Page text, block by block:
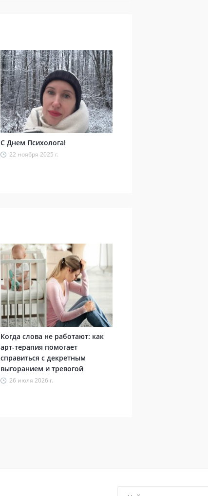
С Днем Психолога!
22 ноября 2025 г.
Когда слова не работают: как
арт-терапия помогает
справиться с декретным
выгоранием и тревогой
26 июля 2026 г.